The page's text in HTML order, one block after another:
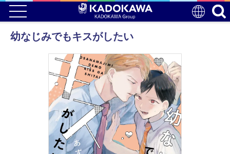
幼なじみでもキスがしたい